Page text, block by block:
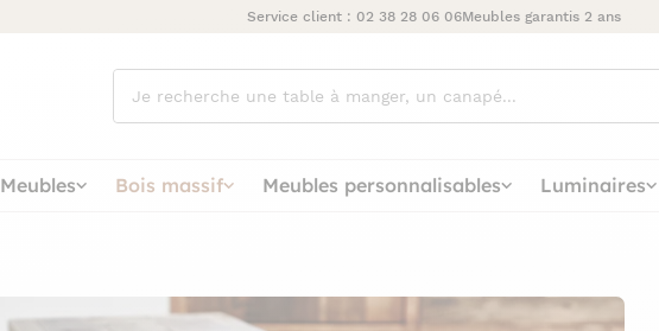
Service client : 02 38 28 06 06Meubles garantis 2 ans
cherchez
vous ?
Meubles Bois massif Meubles personnalisables Luminaires